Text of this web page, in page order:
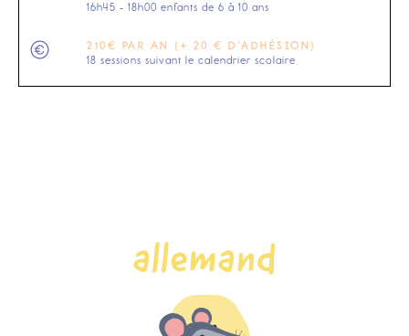
16h45 - 18h00 enfants de 6 à 10 ans
210€ PAR AN (+ 20 € D'ADHÉSION)
18 sessions suivant le calendrier scolaire
allemand